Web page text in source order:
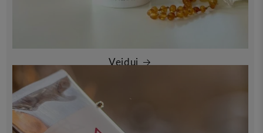
Veidui